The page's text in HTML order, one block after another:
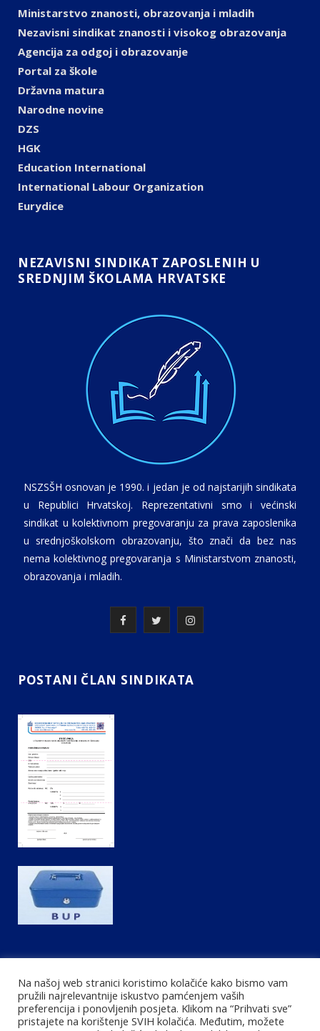
Ministarstvo znanosti, obrazovanja i mladih
Nezavisni sindikat znanosti i visokog obrazovanja
Agencija za odgoj i obrazovanje
Portal za škole
Državna matura
Narodne novine
DZS
HGK
Education International
International Labour Organization
Eurydice
NEZAVISNI SINDIKAT ZAPOSLENIH U
SREDNJIM ŠKOLAMA HRVATSKE
NSZSŠH osnovan je 1990. i jedan je od najstarijih sindikata
u Republici Hrvatskoj. Reprezentativni smo i većinski
sindikat u kolektivnom pregovaranju za prava zaposlenika
u srednjoškolskom obrazovanju, što znači da bez nas
nema kolektivnog pregovaranja s Ministarstvom znanosti,
obrazovanja i mladih.
F
c
i
I
POSTANI ČLAN SINDIKATA
Na našoj web stranici koristimo kolačiće kako bismo vam
pružili najrelevantnije iskustvo pamćenjem vaših
preferencija i ponovljenih posjeta. Klikom na “Prihvati sve”
pristajete na korištenje SVIH kolačića. Međutim, možete